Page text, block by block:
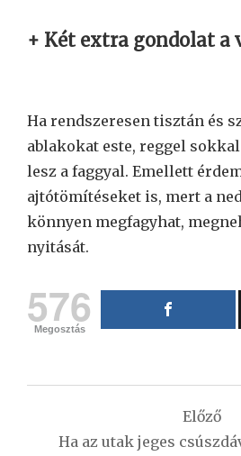
+ Két extra gondolat a
Ha rendszeresen tisztán és
ablakokat este, reggel
lesz a faggyal. Emellett
ajtótömítéseket is, mert a
könnyen megfagyhat,
nyitását.
576
Megosztás
navigáció
Előző
Ha az utak jeges